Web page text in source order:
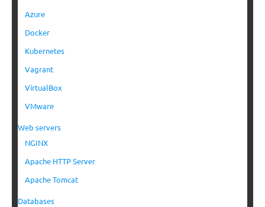
Azure
Docker
Kubernetes
Vagrant
VirtualBox
VMware
Web servers
NGINX
Apache HTTP Server
Apache Tomcat
Databases